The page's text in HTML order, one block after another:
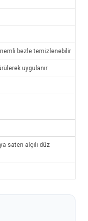
bezle temizlenebilir
uygulanır
saten alçılı düz